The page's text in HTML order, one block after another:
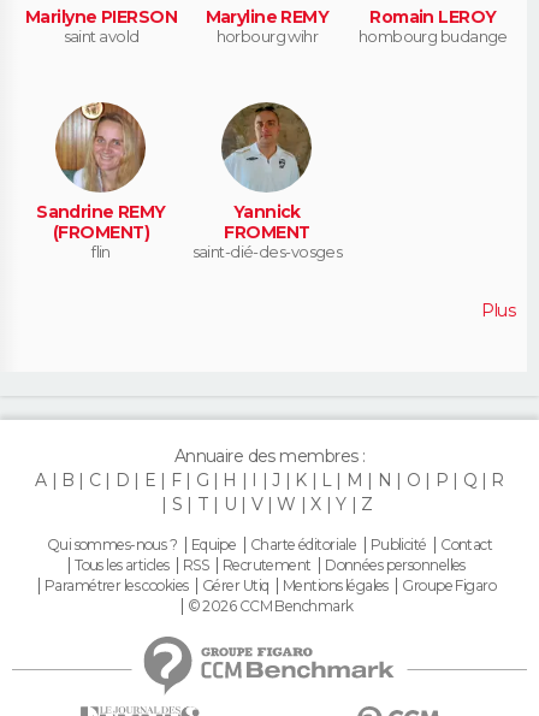
Marilyne PIERSON
saint avold
Maryline REMY
horbourg wihr
Romain LEROY
hombourg budange
Sandrine REMY
(FROMENT)
flin
Yannick
FROMENT
saint-dié-des-vosges
Plus
Annuaire des membres :
A
B C D E F G H I J K L M N O P Q
R
S
T U V W X Y Z
Qui sommes-nous ? Equipe Charte éditoriale Publicité
Contact
Tous les articles
RSS Recrutement
Données personnelles
Paramétrer les cookies
Gérer Utiq Mentions légales
Groupe Figaro
© 2026 CCM Benchmark